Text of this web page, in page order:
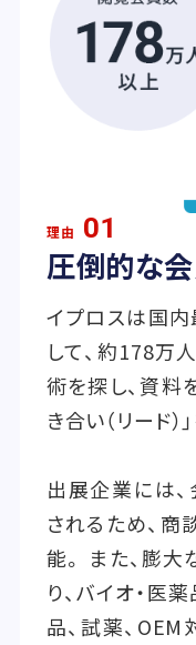
理由 01
圧倒的な
イプロスは国内
して、約178万
術を探し、資料
き合い（リード
出展企業には
されるため、
能。 また、膨
り、バイオ・医
品、試薬、